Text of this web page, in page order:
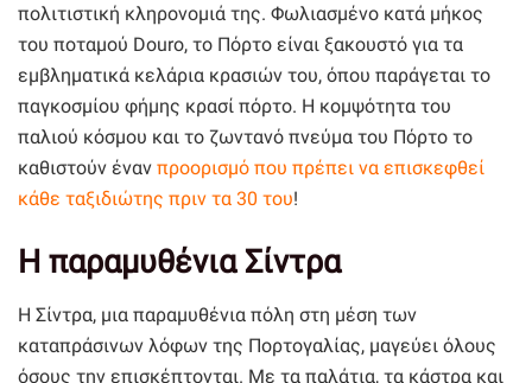
πολιτιστική κληρονομιά της. Φωλιασμένο κατά μήκος
του ποταμού Douro, το Πόρτο είναι ξακουστό για τα
εμβληματικά κελάρια κρασιών του, όπου παράγεται το
παγκοσμίου φήμης κρασί πόρτο. Η κομψότητα του
παλιού κόσμου και το ζωντανό πνεύμα του Πόρτο το
καθιστούν έναν προορισμό που πρέπει να επισκεφθεί
κάθε ταξιδιώτης πριν τα 30 του!
Η παραμυθένια Σίντρα
Η Σίντρα, μια παραμυθένια πόλη στη μέση των
καταπράσινων λόφων της Πορτογαλίας, μαγεύει όλους
όσους την επισκέπτονται. Με τα παλάτια, τα κάστρα και